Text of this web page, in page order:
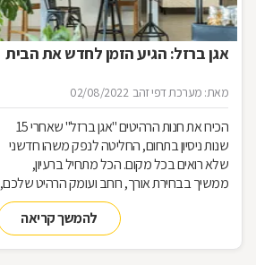
אגן ברזל: הגיע הזמן לחדש את הבית
מאת: מערכת דפי זהב 02/08/2022
הכירו את חנות הרהיטים ''אגן ברזל'' שאחרי 15
שנות ניסיון בתחום, החליטה לנפק משהו חדשני
שלא רואים בכל מקום. הכל מתחיל ברעיון,
ממשיך בבחירת אורך, רוחב ועומק הרהיט שלכם,
ממשיך בייצור מקורי ממיטב חומרי הגלם ומסתיים
ביצירת הפתרון המרשים והמעשי ביותר עבורכם
להמשך קריאה